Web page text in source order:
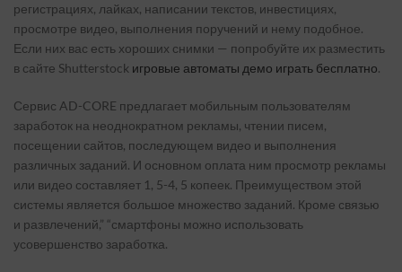
регистрациях, лайках, написании текстов, инвестициях,
просмотре видео, выполнения поручений и нему подобное.
Если них вас есть хороших снимки — попробуйте их разместить
в сайте Shutterstock игровые автоматы демо играть бесплатно.
Сервис AD-CORE предлагает мобильным пользователям
заработок на неоднократном рекламы, чтении писем,
посещении сайтов, последующем видео и выполнения
различных заданий. И основном оплата ним просмотр рекламы
или видео составляет 1, 5-4, 5 копеек. Преимуществом этой
системы является большое множество заданий. Кроме связью
и развлечений,” “смартфоны можно использовать
усовершенство заработка.